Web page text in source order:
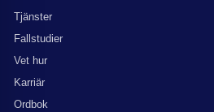
Tjänster
Fallstudier
Vet hur
Karriär
Ordbok